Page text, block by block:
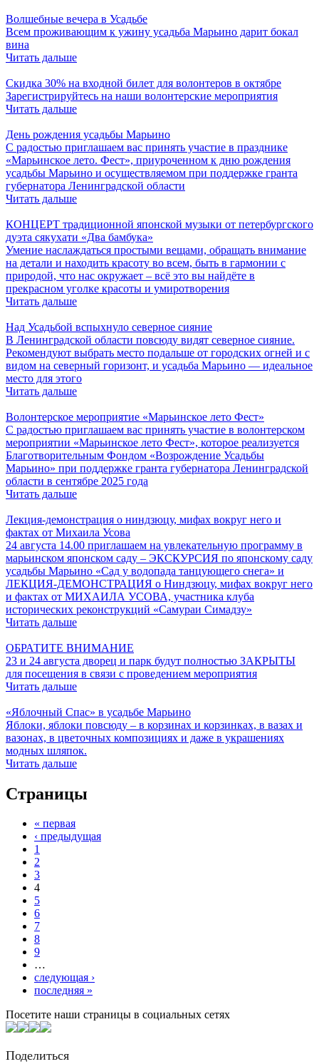
Волшебные вечера в Усадьбе
Всем проживающим к ужину усадьба Марьино дарит бокал
вина
Читать дальше
Скидка 30% на входной билет для волонтеров в октябре
Зарегистрируйтесь на наши волонтерские мероприятия
Читать дальше
День рождения усадьбы Марьино
С радостью приглашаем вас принять участие в празднике
«Марьинское лето. Фест», приуроченном к дню рождения
усадьбы Марьино и осуществляемом при поддержке гранта
губернатора Ленинградской области
Читать дальше
КОНЦЕРТ традиционной японской музыки от петербургского
дуэта сякухати «Два бамбука»
Умение наслаждаться простыми вещами, обращать внимание
на детали и находить красоту во всем, быть в гармонии с
природой, что нас окружает – всё это вы найдёте в
прекрасном уголке красоты и умиротворения
Читать дальше
Над Усадьбой вспыхнуло северное сияние
В Ленинградской области повсюду видят северное сияние.
Рекомендуют выбрать место подальше от городских огней и с
видом на северный горизонт, и усадьба Марьино — идеальное
место для этого
Читать дальше
Волонтерское мероприятие «Марьинское лето Фест»
С радостью приглашаем вас принять участие в волонтерском
мероприятии «Марьинское лето Фест», которое реализуется
Благотворительным Фондом «Возрождение Усадьбы
Марьино» при поддержке гранта губернатора Ленинградской
области в сентябре 2025 года
Читать дальше
Лекция-демонстрация о ниндзюцу, мифах вокруг него и
фактах от Михаила Усова
24 августа 14.00 приглашаем на увлекательную программу в
марьинском японском саду – ЭКСКУРСИЯ по японскому саду
усадьбы Марьино «Сад у водопада танцующего снега» и
ЛЕКЦИЯ-ДЕМОНСТРАЦИЯ о Ниндзюцу, мифах вокруг него
и фактах от МИХАИЛА УСОВА, участника клуба
исторических реконструкций «Самураи Симадзу»
Читать дальше
ОБРАТИТЕ ВНИМАНИЕ
23 и 24 августа дворец и парк будут полностью ЗАКРЫТЫ
для посещения в связи с проведением мероприятия
Читать дальше
«Яблочный Спас» в усадьбе Марьино
Яблоки, яблоки повсюду – в корзинах и корзинках, в вазах и
вазонах, в цветочных композициях и даже в украшениях
модных шляпок.
Читать дальше
Страницы
« первая
‹ предыдущая
1
2
3
4
5
6
7
8
9
…
следующая ›
последняя »
Посетите наши страницы в социальных сетях
Поделиться